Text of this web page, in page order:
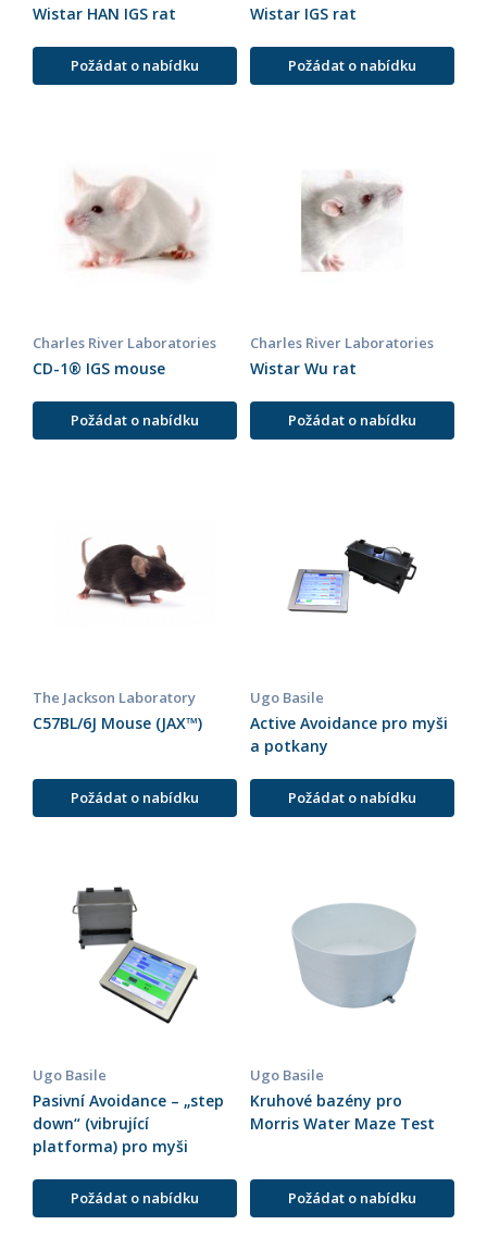
Wistar HAN IGS rat
Požádat o nabídku
Wistar IGS rat
Požádat o nabídku
Charles River Laboratories
CD-1® IGS mouse
Požádat o nabídku
Charles River Laboratories
Wistar Wu rat
Požádat o nabídku
The Jackson Laboratory
C57BL/6J Mouse (JAX™)
Požádat o nabídku
Ugo Basile
Active Avoidance pro myši
a potkany
Požádat o nabídku
Ugo Basile
Pasivní Avoidance – „step
down“ (vibrující
platforma) pro myši
Požádat o nabídku
Ugo Basile
Kruhové bazény pro
Morris Water Maze Test
Požádat o nabídku